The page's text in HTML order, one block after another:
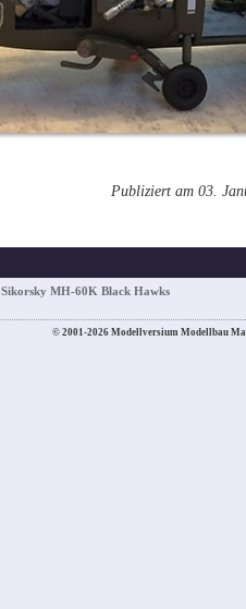
Publiziert am 03.
Sikorsky MH-60K Black Hawks
© 2001-2026 Modellversium Modellbau